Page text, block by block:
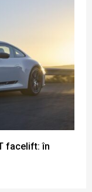
facelift: în